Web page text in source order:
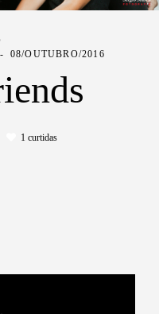
08/OUTUBRO/2016
1 curtidas